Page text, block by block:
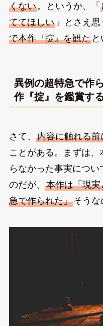
くない。というか、「
ててほしい」とさえ思
で本作『掟』を観たと
異例の超特急で作
作『掟』を鑑賞す
さて、 内容に触れる
ことがある。まずは
らなかった事実につ
のだが、 本作は「現
急で作られた」そうな